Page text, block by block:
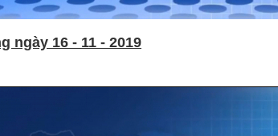
ngày 16 - 11 - 2019